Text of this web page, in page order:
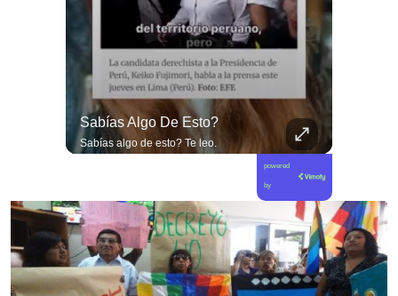
Sabías Algo De Esto?
Sabías algo de esto? Te leo.
powered
by